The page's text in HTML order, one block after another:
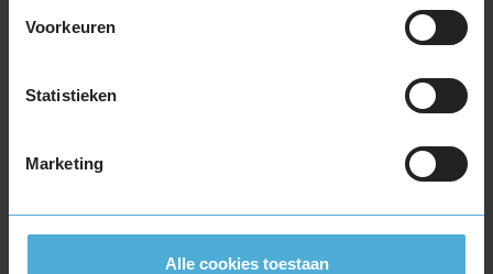
Voorkeuren
Statistieken
Marketing
Alle cookies toestaan
235/45R17 97V EXTRALOAD
235/55R17 103V EXTRALOAD
245/40R17 95V EXTRALOAD
245/65R17 111V EXTRALOAD